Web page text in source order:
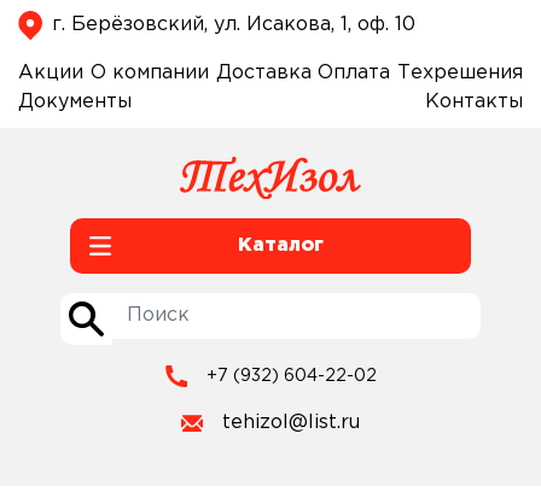
г. Берёзовский, ул. Исакова, 1, оф. 10
Акции О компании Доставка Оплата
Техрешения
Документы
Контакты
Каталог
+7 (932) 604-22-02
tehizol@list.ru